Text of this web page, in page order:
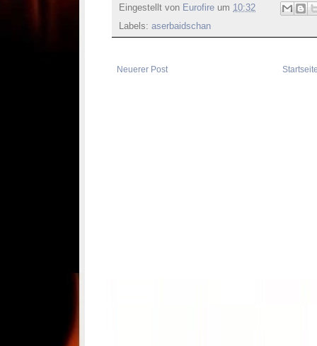
Eingestellt von Eurofire um 10:32
Labels: aserbaidschan
Neuerer Post